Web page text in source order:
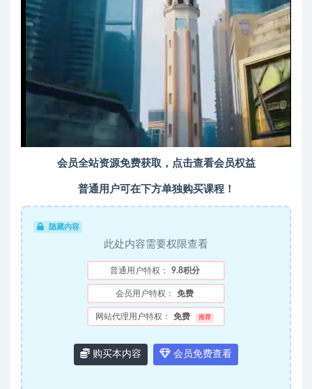
会员全站资源免费获取，点击查看会员权益
普通用户可在下方单独购买课程！
隐藏内容
此处内容需要权限查看
普通用户特权： 9.8积分
会员用户特权： 免费
网站代理用户特权： 免费 推荐
购买本内容 会员免费查看